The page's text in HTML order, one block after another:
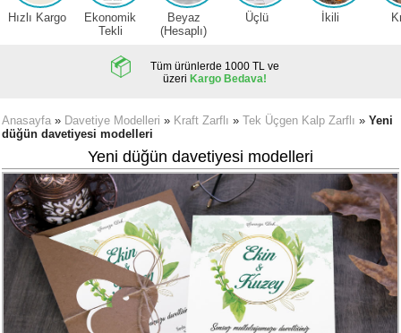
Düğün
Davetiye
Zarfsız,
Hesaplı
Davetiye
Modelleri
Karikatürlü
Davetiye
Modelleri
Hızlı Kargo
Ekonomik
Tekli
Beyaz
(Hesaplı)
Üçlü İkili
Tüm ürünlerde 1000 TL ve
üzeri Kargo Bedava!
Anasayfa » Davetiye Modelleri » Kraft Zarflı » Tek Üçgen Kalp Zarflı » Yeni
düğün davetiyesi modelleri
Yeni düğün davetiyesi modelleri